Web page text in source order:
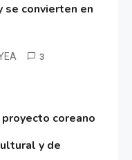
se convierten en
3
coreano
y de